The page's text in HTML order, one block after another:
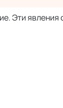
Эти явления